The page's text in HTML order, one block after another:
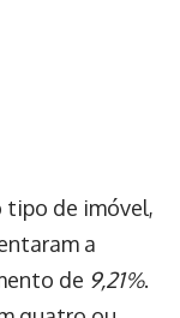
tipo de imóvel,
a
de 9,21%.